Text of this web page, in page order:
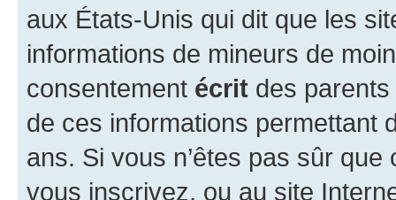
aux États-Unis qui dit que les
informations de mineurs de
consentement écrit des parents
de ces informations permettant
ans. Si vous n’êtes pas sûr
vous inscrivez, ou au site